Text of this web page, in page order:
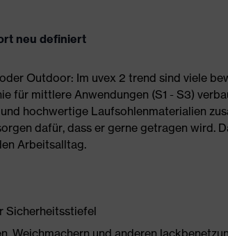
neu definiert
Outdoor: Im uvex 2 trend sind viele
für mittlere Anwendungen (S1 - S3)
hochwertige Laufsohlenmaterialien
dafür, dass er gerne getragen wird.
Arbeitsalltag.
Sicherheitsstiefel
Weichmachern und anderen